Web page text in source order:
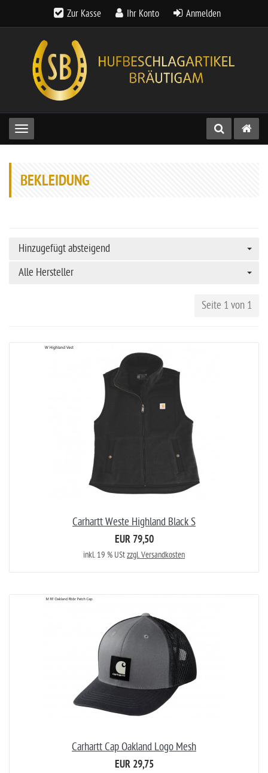
Zur Kasse Ihr Konto Anmelden
Toggle navigation
BEKLEIDUNG
Hinzugefügt absteigend
Alle Hersteller
Seite 1 von 1
Carhartt Weste Highland Black S
EUR 79,50
inkl. 19 % UStzzgl. Versandkosten
Carhartt Cap Oakland Logo Mesh
EUR 29,75